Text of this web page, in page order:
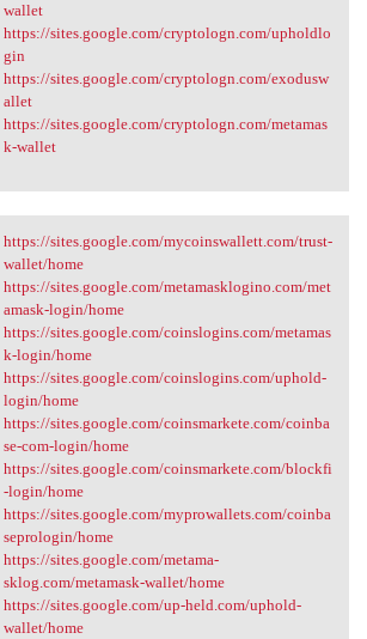
wallet
https://sites.google.com/cryptologn.com/upholdlo
gin
https://sites.google.com/cryptologn.com/exodusw
allet
https://sites.google.com/cryptologn.com/metamas
k-wallet
sites.google.com
https://sites.google.com/mycoinswallett.com/trust-
wallet/home
https://sites.google.com/metamasklogino.com/met
amask-login/home
https://sites.google.com/coinslogins.com/metamas
k-login/home
https://sites.google.com/coinslogins.com/uphold-
login/home
https://sites.google.com/coinsmarkete.com/coinba
se-com-login/home
https://sites.google.com/coinsmarkete.com/blockfi
-login/home
https://sites.google.com/myprowallets.com/coinba
seprologin/home
https://sites.google.com/metama-
sklog.com/metamask-wallet/home
https://sites.google.com/up-held.com/uphold-
wallet/home